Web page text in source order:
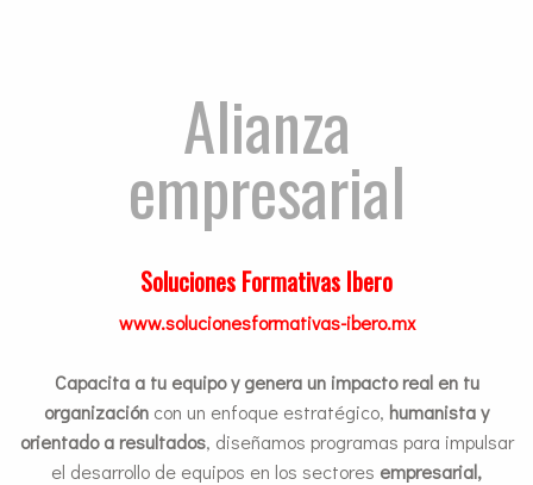
Alianza
empresarial
Soluciones Formativas Ibero
www.solucionesformativas-ibero.mx
Capacita a tu equipo y genera un impacto real en tu
organización con un enfoque estratégico, humanista y
orientado a resultados, diseñamos programas para impulsar
el desarrollo de equipos en los sectores empresarial,